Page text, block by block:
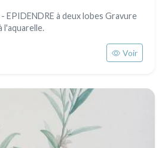
EPIDENDRE à deux lobes Gravure
l'aquarelle.
Voir